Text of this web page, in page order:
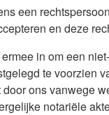
een
en deze
in om een
te voorzien
ons vanwege
notariële